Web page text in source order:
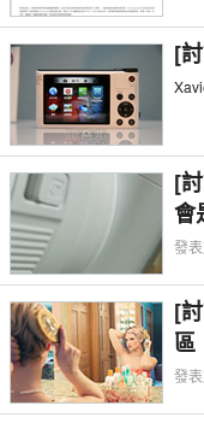
[
[
會
發
[
區
發